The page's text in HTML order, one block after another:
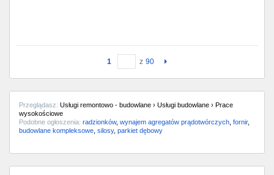
1 z 90
Przeglądasz: Usługi remontowo - budowlane › Usługi budowlane › Prace
wysokościowe
Podobne ogłoszenia: radzionków, wynajem agregatów prądotwórczych fornir,
budowlane kompleksowe silosy, parkiet dębowy